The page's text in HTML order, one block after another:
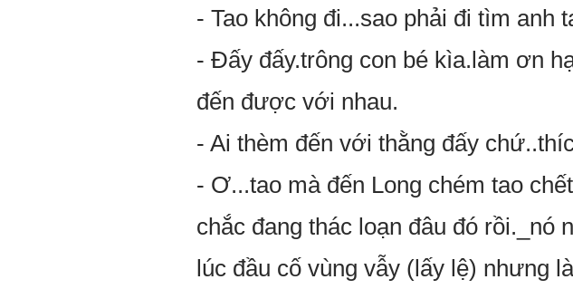
- Tao không đi...sao phải đi tìm anh
- Đấy đấy.trông con bé kìa.làm ơn
đến được với nhau.
- Ai thèm đến với thằng đấy
- Ơ...tao mà đến Long chém tao
chắc đang thác loạn đâu đó rồi._nó
lúc đầu cố vùng vẫy (lấy lệ) nhưng